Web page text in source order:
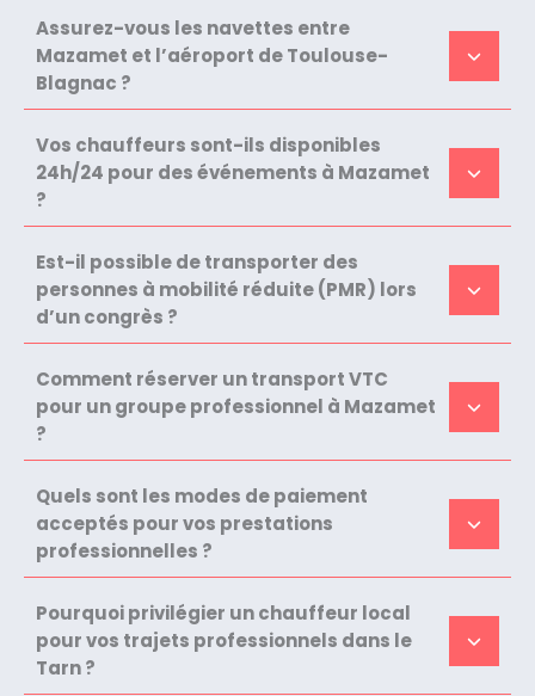
Assurez-vous les navettes entre
Mazamet et l’aéroport de Toulouse-
Blagnac ?
Vos chauffeurs sont-ils disponibles
24h/24 pour des événements à Mazamet
?
Est-il possible de transporter des
personnes à mobilité réduite (PMR) lors
d’un congrès ?
Comment réserver un transport VTC
pour un groupe professionnel à Mazamet
?
Quels sont les modes de paiement
acceptés pour vos prestations
professionnelles ?
Pourquoi privilégier un chauffeur local
pour vos trajets professionnels dans le
Tarn ?